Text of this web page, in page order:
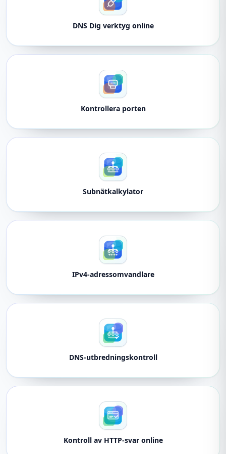
DNS Dig verktyg online
Kontrollera porten
Subnätkalkylator
IPv4-adressomvandlare
DNS-utbredningskontroll
Kontroll av HTTP-svar online